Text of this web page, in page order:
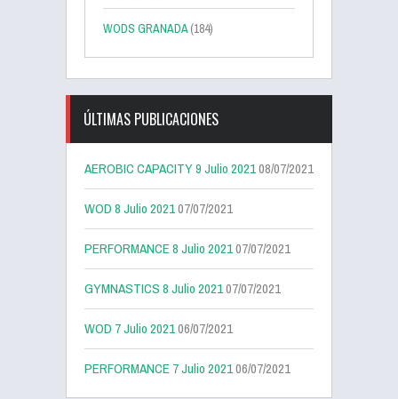
WODS GRANADA(184)
ÚLTIMAS PUBLICACIONES
AEROBIC CAPACITY 9 Julio 202108/07/2021
WOD 8 Julio 202107/07/2021
PERFORMANCE 8 Julio 202107/07/2021
GYMNASTICS 8 Julio 202107/07/2021
WOD 7 Julio 202106/07/2021
PERFORMANCE 7 Julio 202106/07/2021